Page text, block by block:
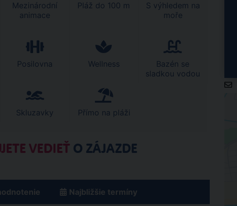
Mezinárodní
animace
Pláž do 100 m
S výhledem na
moře
Posilovna Wellness
Bazén se
sladkou vodou
Skluzavky Přímo na pláži
VEDIEŤ O ZÁJAZDE
Najbližšie termíny